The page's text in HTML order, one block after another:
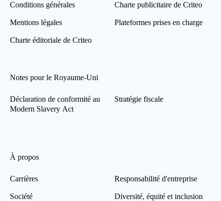
Conditions générales
Mentions légales
Charte éditoriale de Criteo
Charte publicitaire de Criteo
Plateformes prises en charge
Notes pour le Royaume-Uni
Déclaration de conformité au
Modern Slavery Act
Stratégie fiscale
À propos
Carrières
Société
Responsabilité d'entreprise
Diversité, équité et inclusion